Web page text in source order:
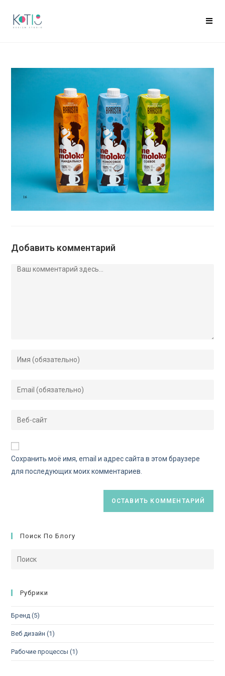
Добавить комментарий
Сохранить моё имя, email и адрес сайта в этом браузере
для последующих моих комментариев.
Поиск По Блогу
Рубрики
Бренд (5)
Веб дизайн (1)
Рабочие процессы (1)